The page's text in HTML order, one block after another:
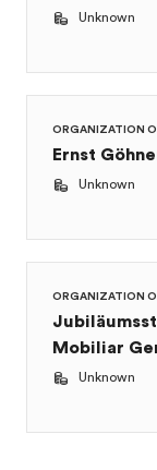
Unknown
ORGANIZATION
Ernst
Unknown
ORGANIZATION
Mobiliar
Unknown